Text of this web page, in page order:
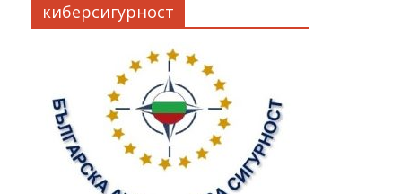
киберсигурност